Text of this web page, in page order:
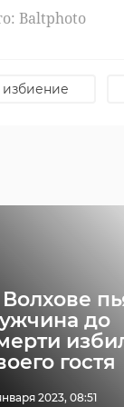
Вaltphoto
избиение
до
гостя
2023, 08:51
В Ленинградской